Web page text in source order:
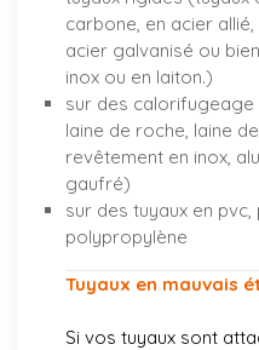
carbone, en acier
acier galvanisé ou
inox ou en laiton.)
sur des calorifugeage
laine de roche, laine
revêtement en inox,
gaufré)
sur des tuyaux en
polypropylène
Tuyaux en mauvais
Si vos tuyaux sont